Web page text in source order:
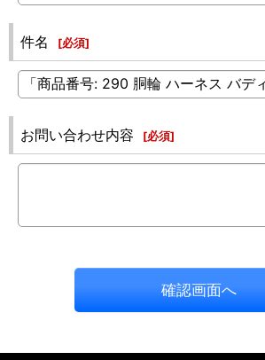
件名 [必須]
お問い合わせ内容 [必須]
確認画面へ